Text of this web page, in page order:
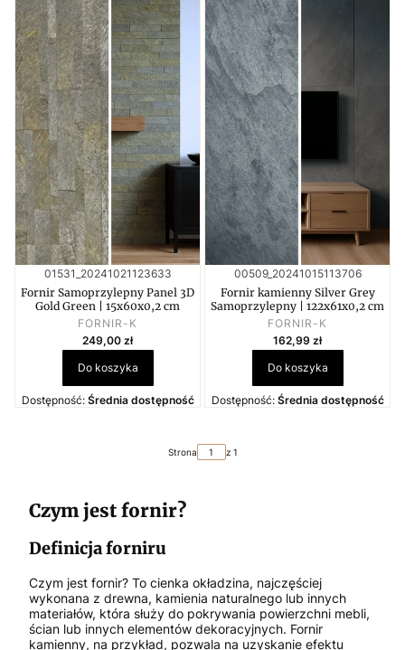
Kod produktu
01531_20241021123633
Fornir Samoprzylepny Panel 3D
Gold Green | 15x60x0,2 cm
PRODUCENT
FORNIR-K
Cena
249,00 zł
Do koszyka
Dostępność: Średnia dostępność
Kod produktu
00509_20241015113706
Fornir kamienny Silver Grey
Samoprzylepny | 122x61x0,2 cm
PRODUCENT
FORNIR-K
Cena
162,99 zł
Do koszyka
Dostępność: Średnia dostępność
Strona z 1
Czym jest fornir?
Definicja forniru
Czym jest fornir? To cienka okładzina, najczęściej
wykonana z drewna, kamienia naturalnego lub innych
materiałów, która służy do pokrywania powierzchni mebli,
ścian lub innych elementów dekoracyjnych. Fornir
kamienny, na przykład, pozwala na uzyskanie efektu